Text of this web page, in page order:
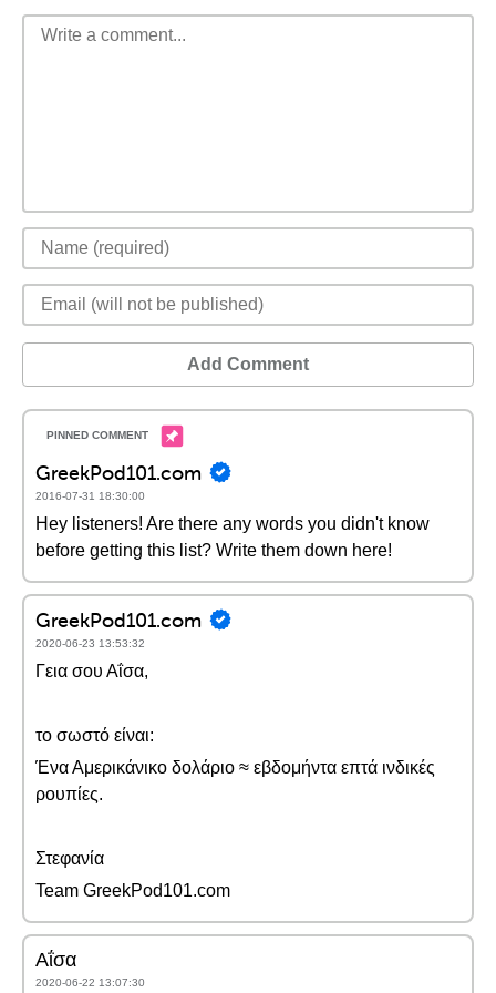
Add Comment
GreekPod101.com
2016-07-31 18:30:00
Hey listeners! Are there any words you didn't know
before getting this list? Write them down here!
GreekPod101.com
2020-06-23 13:53:32
Γεια σου Αΐσα,
το σωστό είναι:
Ένα Αμερικάνικο δολάριο ≈ εβδομήντα επτά ινδικές
ρουπίες.
Στεφανία
Team GreekPod101.com
Αΐσα
2020-06-22 13:07:30